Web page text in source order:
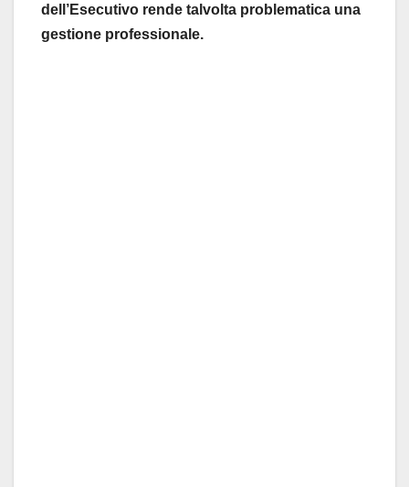
dell’Esecutivo rende talvolta problematica una
gestione professionale.